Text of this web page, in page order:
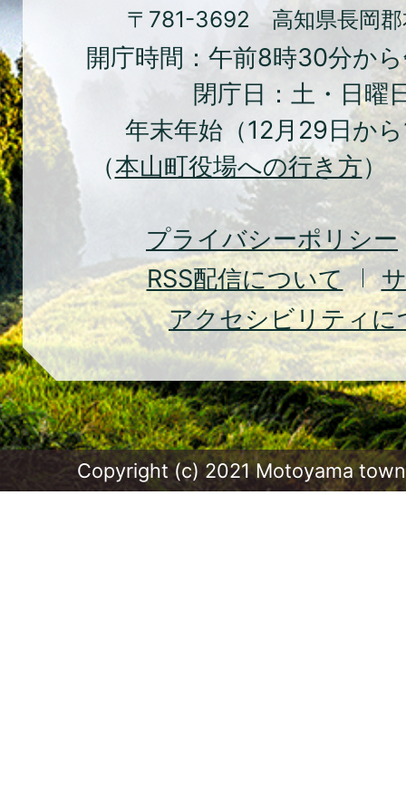
ま
ち
本
山
町
Town
〒781-3692 高知県長岡郡
開庁時間：午前8時30分か
閉庁日：土・日曜
年末年始（12月29日か
（本山町役場への行き方）
プライバシーポリシー
RSS配信について
アクセシビリティに
Copyright (c) 2021 Motoyama